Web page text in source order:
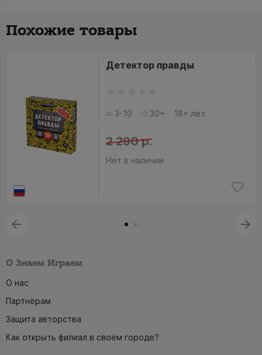
Похожие товары
Детектор правды
3-10 30+ 18+ лет
2 290 р.
Нет в наличии
О Знаем Играем
О нас
Партнёрам
Защита авторства
Как открыть филиал в своём городе?